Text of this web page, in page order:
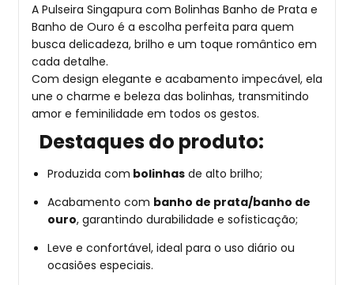
A Pulseira Singapura com Bolinhas Banho de Prata e
Banho de Ouro é a escolha perfeita para quem
busca delicadeza, brilho e um toque romântico em
cada detalhe.
Com design elegante e acabamento impecável, ela
une o charme e beleza das bolinhas, transmitindo
amor e feminilidade em todos os gestos.
Destaques do produto:
Produzida com bolinhas de alto brilho;
Acabamento com banho de prata/banho de
ouro, garantindo durabilidade e sofisticação;
Leve e confortável, ideal para o uso diário ou
ocasiões especiais.